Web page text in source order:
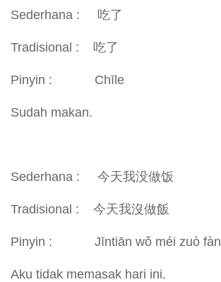
Sederhana : 吃了
Tradisional : 吃了
Pinyin : Chīle
Sudah makan.
Sederhana : 今天我没做饭
Tradisional : 今天我沒做飯
Pinyin : Jīntiān wǒ méi zuò fàn
Aku tidak memasak hari ini.